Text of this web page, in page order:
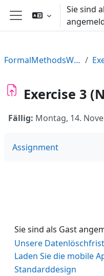
Zum Hauptinhalt
Website-Übersicht
Sie sind
FormalMethodsWS16
Exercise 3
Fällig: Montag, 14.
Assignment
Sie sind als Gast
Unsere
Laden Sie die mobile
Standarddesign